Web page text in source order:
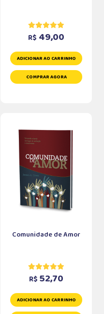
R$ 49,00
ADICIONAR AO CARRINHO
COMPRAR AGORA
Comunidade de Amor
R$ 52,70
ADICIONAR AO CARRINHO